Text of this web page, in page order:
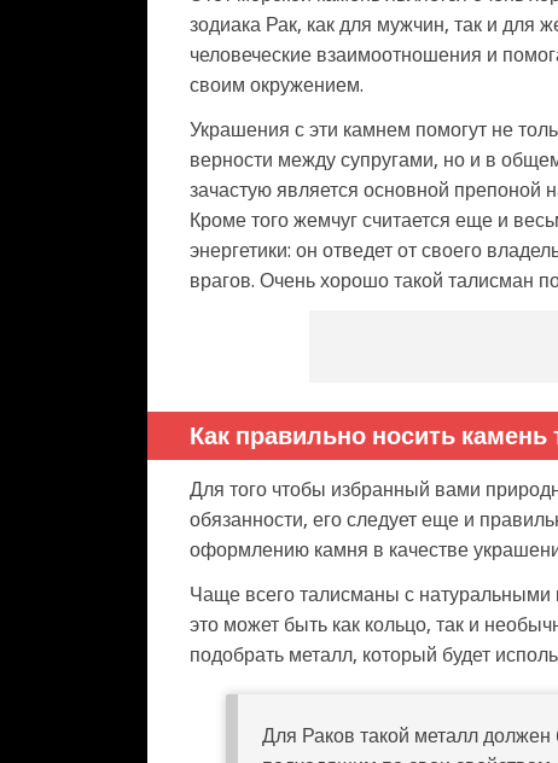
зодиака Рак, как для мужчин, так и для
человеческие взаимоотношения и
своим окружением.
Украшения с эти камнем помогут не
верности между супругами, но и в
зачастую является основной препоной
Кроме того жемчуг считается еще и
энергетики: он отведет от своего
врагов. Очень хорошо такой талисман
Как правильно носить камень
Для того чтобы избранный вами
обязанности, его следует еще и
оформлению камня в качестве
Чаще всего талисманы с
это может быть как кольцо, так и
подобрать металл, который будет
Для Раков такой металл должен